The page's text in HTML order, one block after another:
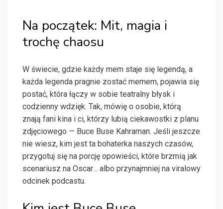
Na początek: Mit, magia i
trochę chaosu
W świecie, gdzie każdy mem staje się legendą, a
każda legenda pragnie zostać memem, pojawia się
postać, która łączy w sobie teatralny błysk i
codzienny wdzięk. Tak, mówię o osobie, którą
znają fani kina i ci, którzy lubią ciekawostki z planu
zdjęciowego — Buce Buse Kahraman. Jeśli jeszcze
nie wiesz, kim jest ta bohaterka naszych czasów,
przygotuj się na porcję opowieści, które brzmią jak
scenariusz na Oscar… albo przynajmniej na viralowy
odcinek podcastu.